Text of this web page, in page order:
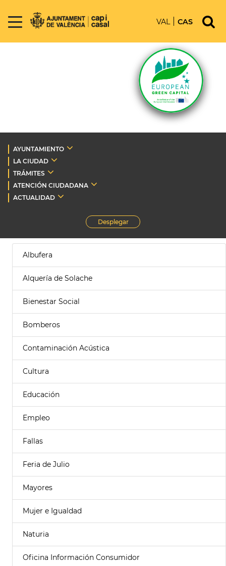
VAL CAS
AYUNTAMIENTO
LA CIUDAD
TRÁMITES
ATENCIÓN CIUDADANA
ACTUALIDAD
Desplegar
Albufera
Alquería de Solache
Bienestar Social
Bomberos
Contaminación Acústica
Cultura
Educación
Empleo
Fallas
Feria de Julio
Mayores
Mujer e Igualdad
Naturia
Oficina Información Consumidor